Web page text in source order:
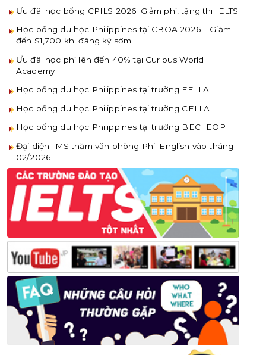
Ưu đãi học bổng CPILS 2026: Giảm phí, tặng thi IELTS
Học bổng du học Philippines tại CBOA 2026 – Giảm
đến $1,700 khi đăng ký sớm
Ưu đãi học phí lên đến 40% tại Curious World
Academy
Học bổng du học Philippines tại trường FELLA
Học bổng du học Philippines tại trường CELLA
Học bổng du học Philippines tại trường BECI EOP
Đại diện IMS thăm văn phòng Phil English vào tháng
02/2026